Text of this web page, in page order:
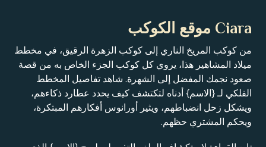
Ciara موقع الكوكب
من كوكب المريخ الناري إلى كوكب الزهرة الرقيق، في مخطط
ميلاد المشاهير هذا، يروي كل كوكب الجزء الخاص به من قصة
صعود نجمك المفضل إلى الشهرة. شاهد تفاصيل المخطط
الفلكي لـ {الاسم} أدناه لتكتشف كيف يحدد عطارد ذكاءهم،
ويشكل زحل انضباطهم، ويثير أورانوس أفكارهم المبتكرة،
ويحكم المشتري حظهم.